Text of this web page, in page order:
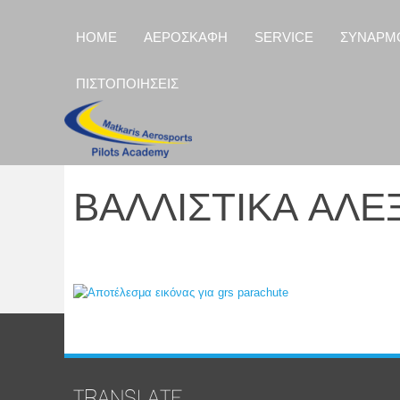
HOME ΑΕΡΟΣΚΑΦΗ SERVICE
ΠΙΣΤΟΠΟΙΗΣΕΙΣ
ΒΑΛΛΙΣΤΙΚΑ